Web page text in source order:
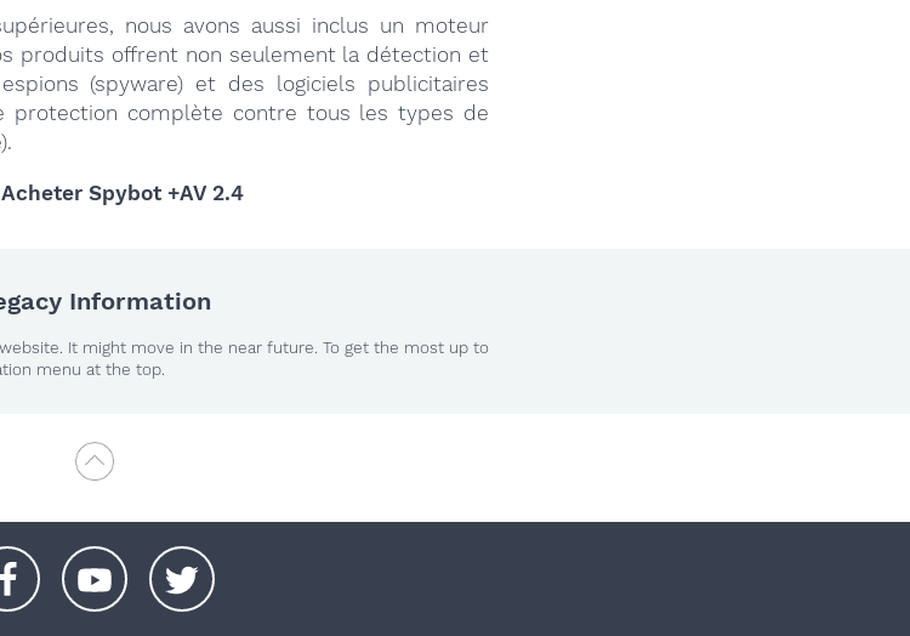
nous avons aussi inclus un moteur
produits offrent non seulement la détection et
(spyware) et des logiciels publicitaires
protection complète contre tous les types de
Acheter Spybot +AV 2.4
Information
It might move in the near future. To get the most up to
menu at the top.